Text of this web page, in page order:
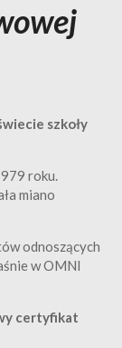
szkoły
roku.
miano
odnoszących
w OMNI
certyfikat